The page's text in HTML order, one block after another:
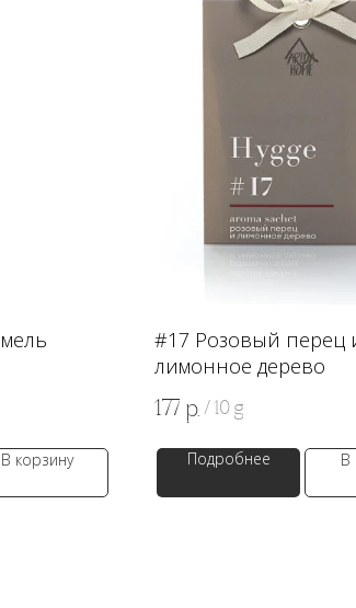
В корзину
#17 Розовый перец
лимонное дерево
177 р. / 10 g
Подробнее В
ЗОЛОТОЕ ЯБЛОКО